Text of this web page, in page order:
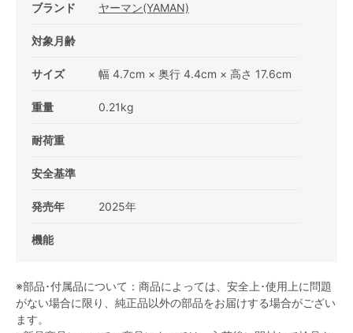
ブランド ヤーマン(YAMAN)
対象月齢
サイズ 幅 4.7cm × 奥行 4.4cm × 高さ 17.6cm
重量 0.21kg
耐荷重
安全基準
発売年 2025年
機能
※部品･付属品について：商品によっては、安全上･使用上に問題
がない場合に限り、純正品以外の部品をお届けする場合がござい
ます。